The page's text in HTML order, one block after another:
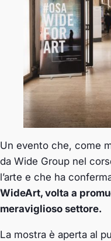
Un evento che, come
da Wide Group nel
l’arte e che ha
WideArt, volta a
meraviglioso settore.
La mostra è aperta al